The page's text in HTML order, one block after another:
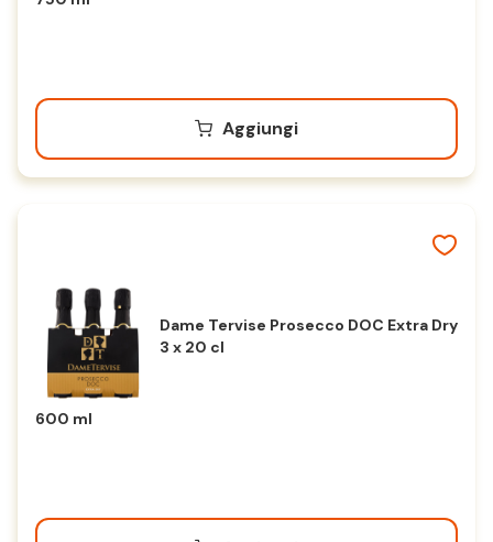
Aggiungi
Dame Tervise Prosecco DOC Extra Dry
3 x 20 cl
600 ml